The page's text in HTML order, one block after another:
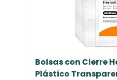
Bolsas con Cierre
Plástico